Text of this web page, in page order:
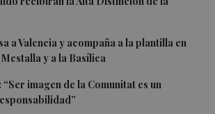
a Valencia y acompaña a la plantilla en
y a la Basílica
imagen de la Comunitat es un